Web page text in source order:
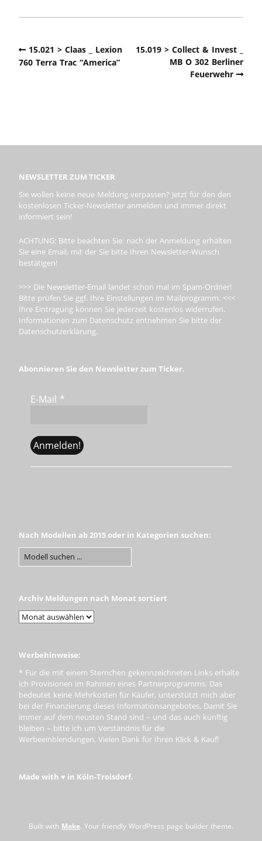
15.021 > Claas _ Lexion
760 Terra Trac “America”
15.019 > Collect & Invest _
MB O 302 Berliner
Feuerwehr
NEWSLETTER ZUM TICKER
Sie wollen keine neue Meldung verpassen? Jetzt für den den
kostenlosen Ticker-Newsletter anmelden und immer direkt
informiert sein!
ACHTUNG: Bitte beachten Sie: nach der Anmeldung erhalten
Sie eine Email, mit der Sie bitte Ihren Newsletter-Wunsch
bestätigen!
>>> Die Newsletter-Email landet schon mal im Spam-Ordner!
Bitte prüfen Sie ggf. Ihre Einstellungen im Mailprogramm. <<<
Ihre Eintragung können Sie jederzeit kostenlos widerrufen.
Informationen zum Datenschutz entnehmen Sie bitte der
Datenschutzerklärung.
Abonnieren Sie den Newsletter zum Ticker.
E-Mail *
Nach Modellen ab 2015 oder in Kategorien suchen:
Archiv Meldungen nach Monat sortiert
Werbehinweise:
* Für die mit einem Sternchen gekennzeichneten Links erhalte
ich Provisionen im Rahmen eines Partnerprogramms. Das
bedeutet keine Mehrkosten für Käufer, unterstützt mich aber
bei der Finanzierung dieses Informationsangebotes. Damit Sie
immer auf dem neusten Stand sind – und das auch künftig
bleiben – bitte ich um Verständnis für die
Werbeeinblendungen. Vielen Dank für Ihren Klick & Kauf!
Made with ♥ in Köln-Troisdorf.
Built with Make. Your friendly WordPress page builder theme.